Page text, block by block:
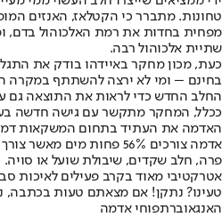
טחונות. מתברר כי הקטלאז, האנזים
מפחית בחדות את רמת האלכוהול בדם,
שתיית אלכוהול רבה.
כעת, מכון מחקר באיידהו בודק את
בחינם – ומי לא ירצה להשתתף במקרה
החלב החדש כדי לראות את התוצאה גם
ככלל, המחקר מתקשר עם גישה חדשה
האדמה את העתיד בתחום המשקאות
אדמה צורכים 56% פחות
פרה, חלב שקדים, שיבולת שועל או
אטרקטיבי מאוד בקרב פעילים לאיכות
טעינו? נתקן! אם מצאתם טעות בכתבה,
האנגאוברתפוחי אדמה